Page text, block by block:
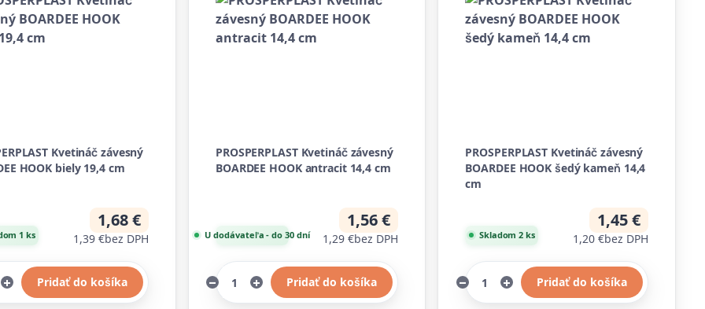
Kvetináč závesný
HOOK biely 19,4 cm
1,68 €
1,39 €bez DPH
1 ks
Pridať do košíka
PROSPERPLAST Kvetináč závesný
BOARDEE HOOK antracit 14,4 cm
1,56 €
1,29 €bez DPH
U dodávateľa - do 30 dní
Pridať do košíka
PROSPERPLAST Kvetináč závesný
BOARDEE HOOK šedý kameň 14,4
cm
1,45 €
1,20 €bez DPH
Skladom 2 ks
Pridať do košíka